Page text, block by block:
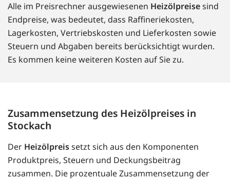
Alle im Preisrechner ausgewiesenen Heizölpreisesind
Endpreise, was bedeutet, dass Raffineriekosten,
Lagerkosten, Vertriebskosten und Lieferkosten sowie
Steuern und Abgaben bereits berücksichtigt wurden.
Es kommen keine weiteren Kosten auf Sie zu.
Zusammensetzung des Heizölpreises in
Stockach
Der Heizölpreissetzt sich aus den Komponenten
Produktpreis, Steuern und Deckungsbeitrag
zusammen. Die prozentuale Zusammensetzung der